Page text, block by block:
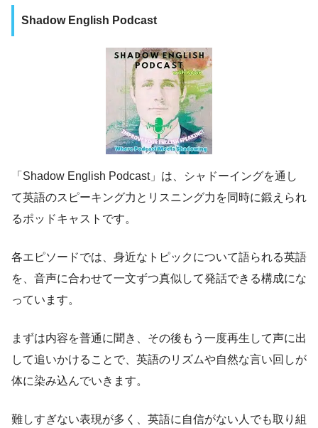
Shadow English Podcast
「Shadow English Podcast」は、シャドーイングを通し
て英語のスピーキング力とリスニング力を同時に鍛えられ
るポッドキャストです。
各エピソードでは、身近なトピックについて語られる英語
を、音声に合わせて一文ずつ真似して発話できる構成にな
っています。
まずは内容を普通に聞き、その後もう一度再生して声に出
して追いかけることで、英語のリズムや自然な言い回しが
体に染み込んでいきます。
難しすぎない表現が多く、英語に自信がない人でも取り組